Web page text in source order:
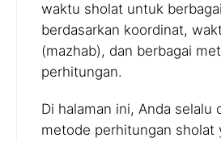
waktu sholat untuk
berdasarkan koordinat,
(mazhab), dan berbagai
perhitungan.
Di halaman ini, Anda selalu
metode perhitungan sholat